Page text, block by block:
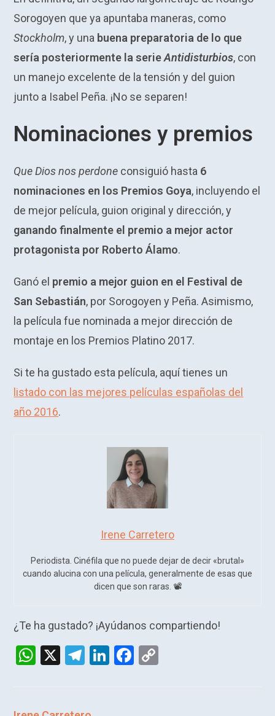
Sorogoyen que ya apuntaba maneras, como
Stockholm, y una buena preparatoria de lo que
sería posteriormente la serieAntidisturbios, con
un manejo excelente de la tensión y del guion
junto a Isabel Peña. ¡No se separen!
Nominaciones y premios
Que Dios nos perdone consiguió hasta 6
nominaciones en los Premios Goya, incluyendo el
de mejor película, guion original y dirección, y
ganando finalmente el premio a mejor actor
protagonista por Roberto Álamo.
Ganó el premio a mejor guion en el Festival de
San Sebastián, por Sorogoyen y Peña. Asimismo,
la película fue nominada a mejor dirección de
montaje en los Premios Platino 2017.
Si te ha gustado esta película, aquí tienes un
listado con las mejores películas españolas del
año 2016.
Irene Carretero
Periodista. Cinéfila que no puede dejar de decir «brutal»
cuando alucina con una película, generalmente de esas que
dicen que son raras. 📽️​
¿Te ha gustado? ¡Ayúdanos compartiendo!
W X
T
Li F